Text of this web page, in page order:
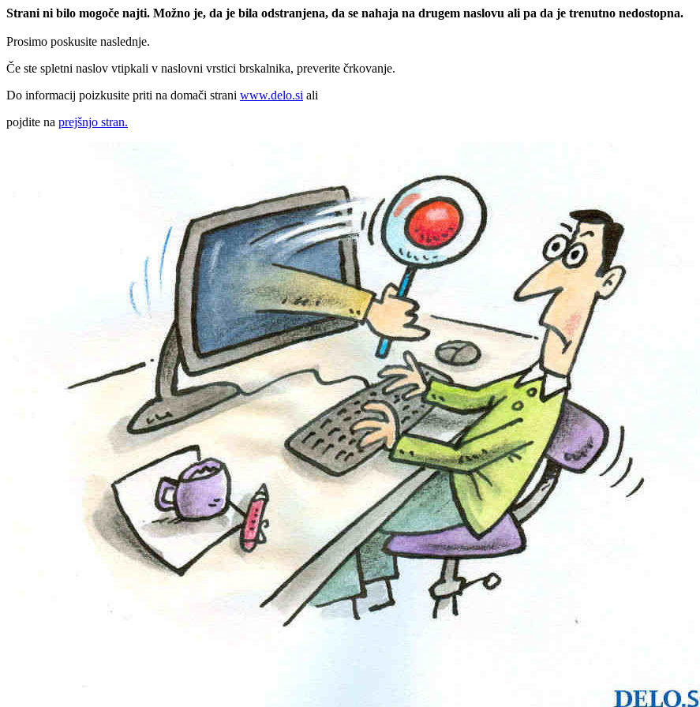
Strani ni bilo mogoče najti. Možno je, da je bila odstranjena, da se nahaja na drugem naslovu ali pa da je trenutno nedostopna.
Prosimo poskusite naslednje.
Če ste spletni naslov vtipkali v naslovni vrstici brskalnika, preverite črkovanje.
Do informacij poizkusite priti na domači strani www.delo.si ali
pojdite na prejšnjo stran.